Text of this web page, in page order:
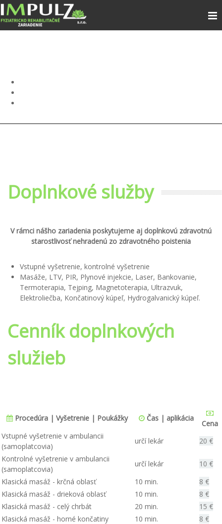
Doplnkové služby
V rámci nášho zariadenia poskytujeme aj doplnkovú zdravotnú
starostlivosť nehradenú zo zdravotného poistenia
Vstupné vyšetrenie, kontrolné vyšetrenie
Masáže, LTV, PIR, Plynové injekcie, Laser, Bankovanie,
Termoterapia, Tejping, Magnetoterapia, Ultrazvuk,
Elektroliečba, Končatinový kúpeľ, Hydrogalvanický kúpeľ.
Cenník doplnkových
služieb
Procedúra | Vyšetrenie | Poukážky Čas | aplikácia
Cena
Vstupné vyšetrenie v ambulancii
(samoplatcovia)
určí lekár
20 €
Kontrolné vyšetrenie v ambulancii
(samoplatcovia)
určí lekár
10 €
Klasická masáž - krčná oblasť
10 min.
8 €
Klasická masáž - drieková oblasť
10 min.
8 €
Klasická masáž - celý chrbát
20 min.
15 €
Klasická masáž - horné končatiny
10 min.
8 €